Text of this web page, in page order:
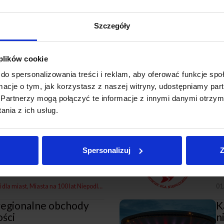
Szczegóły
cookie
spersonalizowania treści i reklam, aby oferować funkcje
o tym, jak korzystasz z naszej witryny, udostępniamy
mogą połączyć te informacje z innymi danymi
z ich usług.
Spersonalizuj
Miasta na 100 lat Niepodległości
100 lecie
dla miast Miasta na 100 lat Niepodległości
obchody